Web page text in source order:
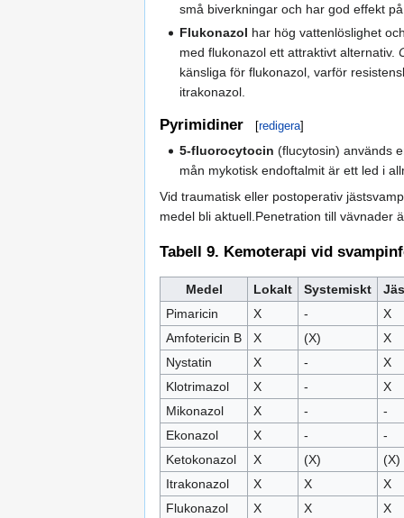
små biverkningar och har god effekt
Flukonazol har hög vattenlöslighet
med flukonazol ett attraktivt alternativ.
känsliga för flukonazol, varför
itrakonazol.
Pyrimidiner [redigera]
5-fluorocytocin (flucytosin) används
mån mykotisk endoftalmit är ett led i
Vid traumatisk eller postoperativ
medel bli aktuell.Penetration till vävnader
Tabell 9. Kemoterapi vid
Medel Lokalt Systemiskt
Pimaricin
X -
X
Amfotericin B
X (X)
X
Nystatin
X -
X
Klotrimazol
X -
X
Mikonazol
X -
-
Ekonazol
X -
-
Ketokonazol
X (X)
(X)
Itrakonazol
X X
X
Flukonazol
X X X